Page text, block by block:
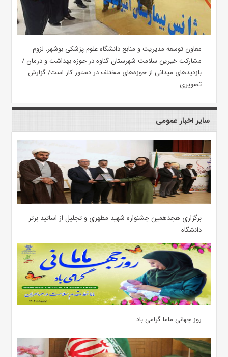
معاون توسعه مدیریت و منابع دانشگاه علوم پزشکی بوشهر: لزوم
مشارکت خیرین سلامت شهرستان گناوه در حوزه بهداشت و درمان /
بازدیدهای میدانی از حوزه‌های مختلف در دستور کار است/ گزارش
تصویری
سایر اخبار عمومی
برگزاری هجدهمین جشنواره شهید مطهری و تجلیل از اساتید برتر
دانشگاه
روز جهانی ماما گرامی باد